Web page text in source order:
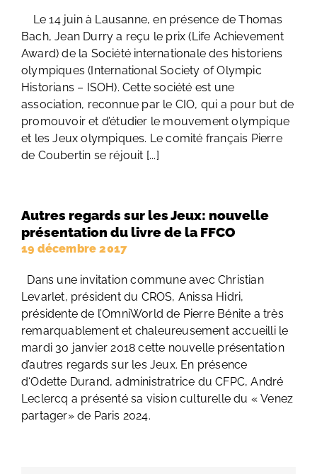
Le 14 juin à Lausanne, en présence de Thomas
Bach, Jean Durry a reçu le prix (Life Achievement
Award) de la Société internationale des historiens
olympiques (International Society of Olympic
Historians – ISOH). Cette société est une
association, reconnue par le CIO, qui a pour but de
promouvoir et d’étudier le mouvement olympique
et les Jeux olympiques. Le comité français Pierre
de Coubertin se réjouit [...]
Autres regards sur les Jeux: nouvelle
présentation du livre de la FFCO
19 décembre 2017
Dans une invitation commune avec Christian
Levarlet, président du CROS, Anissa Hidri,
présidente de l’OmniWorld de Pierre Bénite a très
remarquablement et chaleureusement accueilli le
mardi 30 janvier 2018 cette nouvelle présentation
d’autres regards sur les Jeux. En présence
d‘Odette Durand, administratrice du CFPC, André
Leclercq a présenté sa vision culturelle du « Venez
partager» de Paris 2024.